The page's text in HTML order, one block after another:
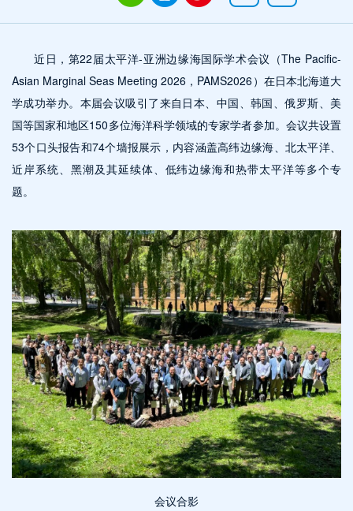
近日，第22届太平洋-亚洲边缘海国际学术会议（The Pacific-
Asian Marginal Seas Meeting 2026，PAMS2026）在日本北海道大
学成功举办。本届会议吸引了来自日本、中国、韩国、俄罗斯、美
国等国家和地区150多位海洋科学领域的专家学者参加。会议共设置
53个口头报告和74个墙报展示，内容涵盖高纬边缘海、北太平洋、
近岸系统、黑潮及其延续体、低纬边缘海和热带太平洋等多个专
题。
会议合影